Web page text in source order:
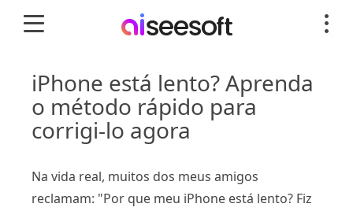
iPhone está lento? Aprenda
o método rápido para
corrigi-lo agora
Na vida real, muitos dos meus amigos
reclamam: "Por que meu iPhone está lento? Fiz